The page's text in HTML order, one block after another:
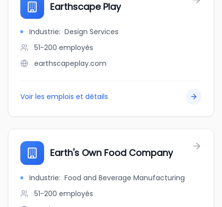
Earthscape Play
Industrie: Design Services
51-200 employés
earthscapeplay.com
Voir les emplois et détails
Earth's Own Food Company
Industrie: Food and Beverage Manufacturing
51-200 employés